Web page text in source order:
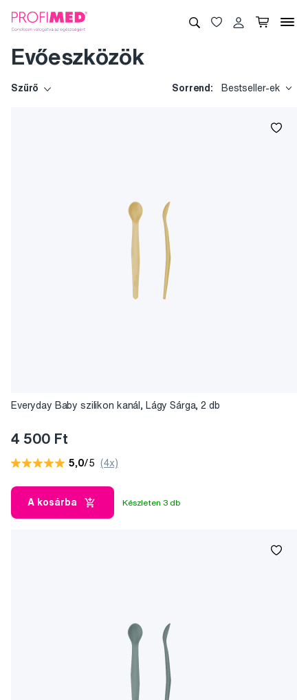
Evőeszközök
Szűrő Sorrend: Bestseller-ek
Everyday Baby szilikon kanál, Lágy Sárga, 2 db
4 500 Ft
5,0/5 (4x)
A kosárba Készleten 3 db